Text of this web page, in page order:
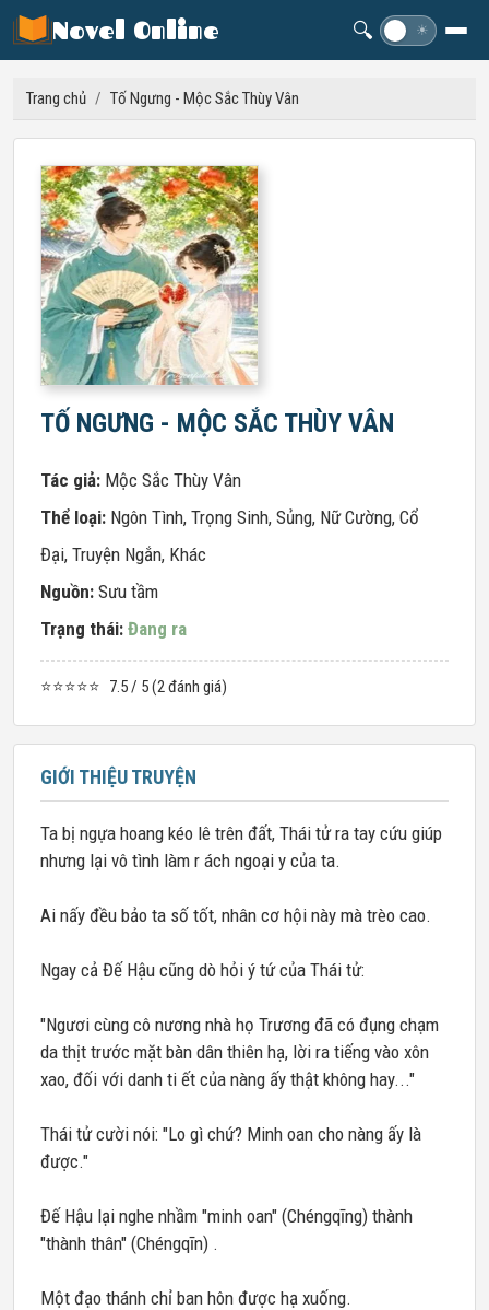
Novel Online 🔍 ☀
Trang chủ / Tố Ngưng - Mộc Sắc Thùy Vân
TỐ NGƯNG - MỘC SẮC THÙY VÂN
Tác giả: Mộc Sắc Thùy Vân
Thể loại: Ngôn Tình, Trọng Sinh, Sủng, Nữ Cường, Cổ
Đại, Truyện Ngắn, Khác
Nguồn: Sưu tầm
Trạng thái: Đang ra
⭐⭐⭐⭐⭐ 7.5 / 5 (2 đánh giá)
GIỚI THIỆU TRUYỆN
Ta bị ngựa hoang kéo lê trên đất, Thái tử ra tay cứu giúp
nhưng lại vô tình làm r ách ngoại y của ta.
Ai nấy đều bảo ta số tốt, nhân cơ hội này mà trèo cao.
Ngay cả Đế Hậu cũng dò hỏi ý tứ của Thái tử:
"Ngươi cùng cô nương nhà họ Trương đã có đụng chạm
da thịt trước mặt bàn dân thiên hạ, lời ra tiếng vào xôn
xao, đối với danh ti ết của nàng ấy thật không hay..."
Thái tử cười nói: "Lo gì chứ? Minh oan cho nàng ấy là
được."
Đế Hậu lại nghe nhầm "minh oan" (Chéngqīng) thành
"thành thân" (Chéngqīn) .
Một đạo thánh chỉ ban hôn được hạ xuống.